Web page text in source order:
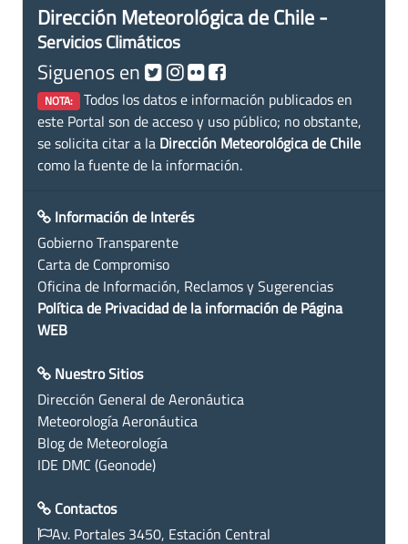
Dirección Meteorológica de Chile -
Servicios Climáticos
Siguenos en
NOTA: Todos los datos e información publicados en
este Portal son de acceso y uso público; no obstante,
se solicita citar a la Dirección Meteorológica de Chile
como la fuente de la información.
Información de Interés
Gobierno Transparente
Carta de Compromiso
Oficina de Información, Reclamos y Sugerencias
Política de Privacidad de la información de Página
WEB
Nuestro Sitios
Dirección General de Aeronáutica
Meteorología Aeronáutica
Blog de Meteorología
IDE DMC (Geonode)
Contactos
Av. Portales 3450, Estación Central